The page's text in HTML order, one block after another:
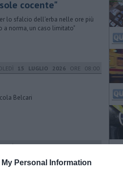
Personal Information
cocente"
lo sfalcio dell'erba nelle ore più
a norma, un caso limitato"
15 LUGLIO 2026 ORE 08:00
Belcari
15 LUGLIO 2026ORE 12:15
il denim di